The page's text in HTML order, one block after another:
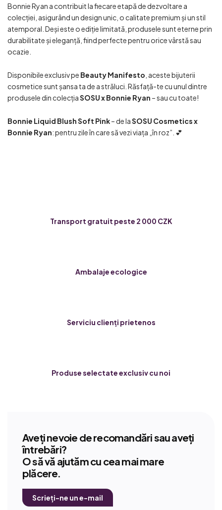
Bonnie Ryan a contribuit la fiecare etapă de dezvoltare a
colecției, asigurând un design unic, o calitate premium și un stil
atemporal. Deși este o ediție limitată, produsele sunt eterne prin
durabilitate și eleganță, fiind perfecte pentru orice vârstă sau
ocazie.
Disponibile exclusiv pe Beauty Manifesto , aceste bijuterii
cosmetice sunt șansa ta de a străluci. Răsfață-te cu unul dintre
produsele din colecțiaSOSU x Bonnie Ryan – sau cu toate!
Bonnie Liquid Blush Soft Pink– de laSOSU Cosmetics x
Bonnie Ryan: pentru zile în care să vezi viața „în roz”. 💕
Transport gratuit peste 2 000 CZK
Ambalaje ecologice
Serviciu clienți prietenos
Produse selectate exclusiv cu noi
Aveți nevoie de recomandări sau aveți
întrebări?
O să vă ajutăm cu cea mai mare
plăcere.
Scrieți-ne un e-mail